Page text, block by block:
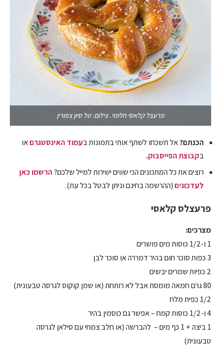
פרעצל קלאסי חלומי. צילום: טל סיון צפורין
הכנתם?אל תשכחו לשתף אותי בתמונות בעמוד האינסטגרםאו
בקבוצת הפייסבוק.
רוצים את כל המתכונים הכי שווים ישירות למייל שלכם?הרשמו כאן
לעדכונים(ההרשמה בחינם וניתן לבטל בכל עת).
פרעצלס קלאסי
מצרכים:
1 ו-1/2 כוסות מים פושרים
3 כפות סוכר חום בהיר דמררה או סוכר לבן
2 כפיות שמרים יבשים
80 גרם חמאה מומסת אבל לא רותחת (או שמן קוקוס לגרסה טבעונית)
1/2 כפית מלח
4 ו-1/2 כוסות קמח – אפשר גם כוסמין בהיר
1 ביצה + 1 כף מים – להברשה (או חלב צמחי עם סילאן לגרסה
טבעונית)